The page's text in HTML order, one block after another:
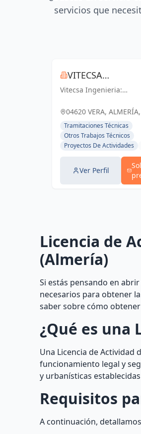
servicios que
VITECSA
INGENIERIA
Vitecsa Ingenieria:
impulsan el progreso en
04620 VERA,
España
Tramitaciones Técnicas
Otros Trabajos Técnicos
Proyectos De Actividades
Ver Perfil
Licencia de
(Almería)
Si estás pensando en
necesarios para obtener
saber sobre cómo
¿Qué es una
Una Licencia de
funcionamiento legal y
y urbanísticas
Requisitos
A continuación,